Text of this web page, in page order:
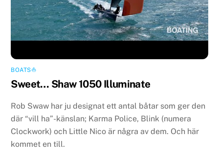
BOATS⛵️
Sweet… Shaw 1050 Illuminate
Rob Swaw har ju designat ett antal båtar som ger den
där “vill ha”-känslan; Karma Police, Blink (numera
Clockwork) och Little Nico är några av dem. Och här
kommet en till.